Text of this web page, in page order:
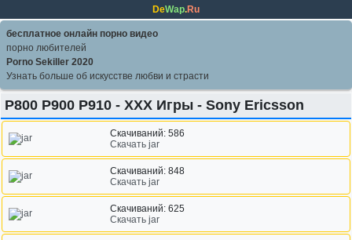
DeWap.Ru
бесплатное онлайн порно видео
порно любителей
Porno Sekiller 2020
Узнать больше об искусстве любви и страсти
P800 P900 P910 - XXX Игры - Sony Ericsson
Скачиваний: 586
Скачать jar
Скачиваний: 848
Скачать jar
Скачиваний: 625
Скачать jar